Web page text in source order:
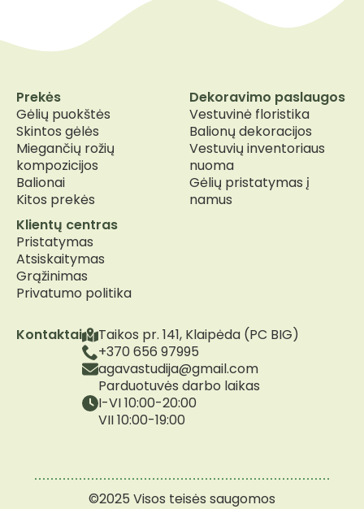
chosen
product
page
Kontaktai
Taikos pr. 141, Klaipėda (PC BIG)
+370 656 97995
agavastudija@gmail.com
Parduotuvės darbo laikas
I-VI 10:00-20:00
VII 10:00-19:00
Prekės
Gėlių puokštės
Skintos gėlės
Miegančių rožių
kompozicijos
Balionai
Kitos prekės
Dekoravimo paslaugos
Vestuvinė floristika
Balionų dekoracijos
Vestuvių inventoriaus
nuoma
Gėlių pristatymas į
namus
Klientų centras
Pristatymas
Atsiskaitymas
Grąžinimas
Privatumo politika
©2025 Visos teisės saugomos